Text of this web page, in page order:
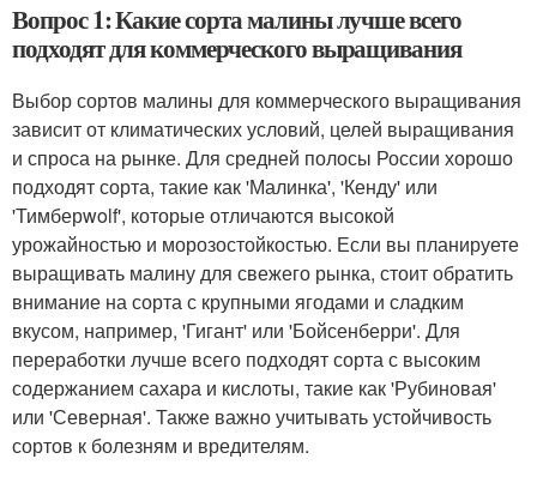
Вопрос 1: Какие сорта малины лучше всего
подходят для коммерческого выращивания
Выбор сортов малины для коммерческого выращивания
зависит от климатических условий, целей выращивания
и спроса на рынке. Для средней полосы России хорошо
подходят сорта, такие как 'Малинка', 'Кенду' или
'Тимберwolf', которые отличаются высокой
урожайностью и морозостойкостью. Если вы планируете
выращивать малину для свежего рынка, стоит обратить
внимание на сорта с крупными ягодами и сладким
вкусом, например, 'Гигант' или 'Бойсенберри'. Для
переработки лучше всего подходят сорта с высоким
содержанием сахара и кислоты, такие как 'Рубиновая'
или 'Северная'. Также важно учитывать устойчивость
сортов к болезням и вредителям.